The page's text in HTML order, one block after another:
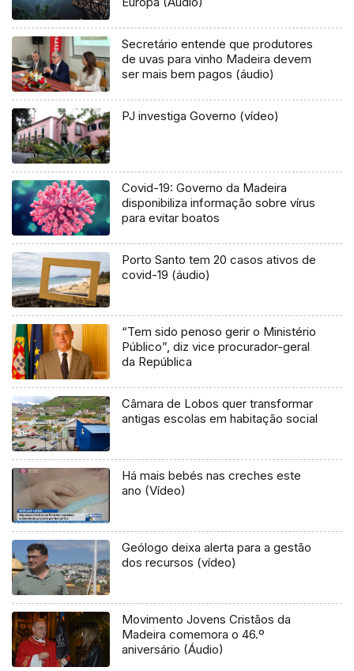
Secretário entende que produtores
de uvas para vinho Madeira devem
ser mais bem pagos (áudio)
PJ investiga Governo (vídeo)
Covid-19: Governo da Madeira
disponibiliza informação sobre vírus
para evitar boatos
Porto Santo tem 20 casos ativos de
covid-19 (áudio)
“Tem sido penoso gerir o Ministério
Público”, diz vice procurador-geral
da República
Câmara de Lobos quer transformar
antigas escolas em habitação social
Há mais bebés nas creches este
ano (Vídeo)
Geólogo deixa alerta para a gestão
dos recursos (vídeo)
Movimento Jovens Cristãos da
Madeira comemora o 46.º
aniversário (Áudio)